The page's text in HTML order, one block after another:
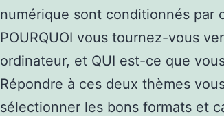
numérique sont conditionnés par
POURQUOI vous tournez-vous
ordinateur, et QUI est-ce que
Répondre à ces deux thèmes
sélectionner les bons formats et